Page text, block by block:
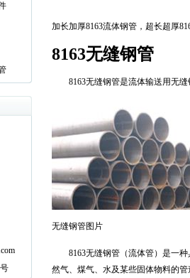
加长加厚8163流体钢管，超长超厚
8163无缝钢管
8163无缝钢管是流体输送用无缝
无缝钢管图片
8163无缝钢管（流体管）是一种
然气、煤气、水及某些固体物料的